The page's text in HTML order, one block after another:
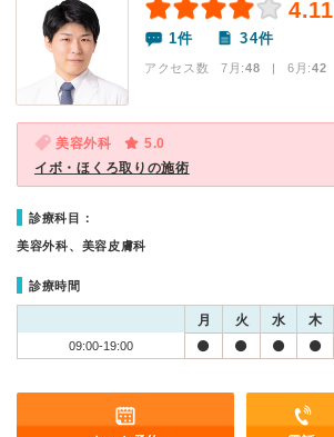
4.11
1件 34件
アクセス数 7月:48 | 6月:42
美容外科
5.0
イボ・ほくろ取りの施術
診療科目：
美容外科、美容皮膚科
診療時間
月 火 水 木
09:00-19:00